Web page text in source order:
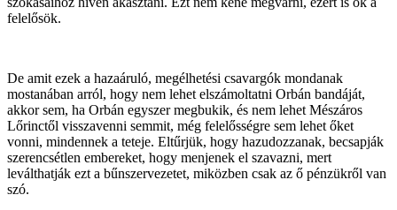
felelősök.
De amit ezek a hazaáruló, megélhetési csavargók mondanak
mostanában arról, hogy nem lehet elszámoltatni Orbán bandáját,
akkor sem, ha Orbán egyszer megbukik, és nem lehet Mészáros
Lőrinctől visszavenni semmit, még felelősségre sem lehet őket
vonni, mindennek a teteje. Eltűrjük, hogy hazudozzanak, becsapják
szerencsétlen embereket, hogy menjenek el szavazni, mert
leválthatják ezt a bűnszervezetet, miközben csak az ő pénzükről van
szó.